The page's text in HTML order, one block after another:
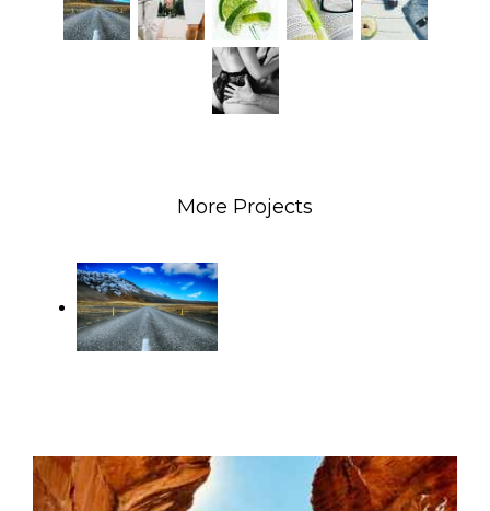
More Projects
Self
enlightenment
Charging
time